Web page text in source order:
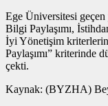
Ege Üniversitesi
Bilgi Paylaşımı,
İyi Yönetişim
Paylaşımı” kriterinde
çekti.
Kaynak: (BYZHA)